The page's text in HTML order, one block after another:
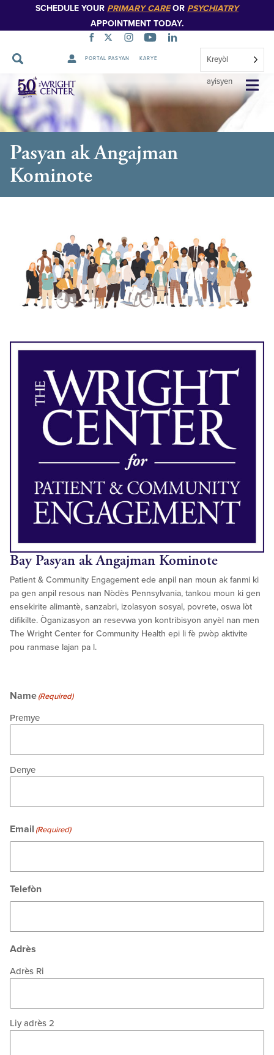
SCHEDULE YOUR PRIMARY CAREOR PSYCHIATRY
APPOINTMENT TODAY.
PORTAL PASYAN KARYE Kreyòl
ayisyen
Sote
Navigasyon
Pasyan ak Angajman
Kominote
BayPasyan ak Angajman Kominote
Patient & Community Engagement ede anpil nan moun ak fanmi ki
pa gen anpil resous nan Nòdès Pennsylvania, tankou moun ki gen
ensekirite alimantè, sanzabri, izolasyon sosyal, povrete, oswa lòt
difikilte. Òganizasyon an resevwa yon kontribisyon anyèl nan men
The Wright Center for Community Health epi li fè pwòp aktivite
pou ranmase lajan pa l.
Name(Required)
Premye
Denye
Email (Required)
Telefòn
Adrès
Adrès Ri
Liy adrès 2